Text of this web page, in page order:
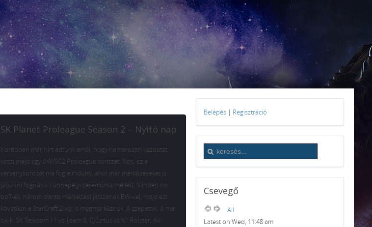
SK Planet Proleague Season 2 – Nyitó nap
Korábban már hírt adtunk arról, hogy hamarosan kezdetét
veszi majd egy BW/SC2 Proleague sorozat. Nos, ez a
versenysorozat ma fog elindulni, ahol már mérkőzéseket is
játszani fognak az ünnepélyi ceremónia mellett. Minden cw
bo7-es, három darab mérkőzést játszanak BW-vel, majd ezt
követően a StarCraft 2-vel is megmérkőznek. A csapatok: A mai
cw-k: SK Telecom T1 vs Team 8, CJ Entus vs KT Rolster, Air
Belépés | Regisztráció
Csevegő
All
Latest on Wed, 11:48 am